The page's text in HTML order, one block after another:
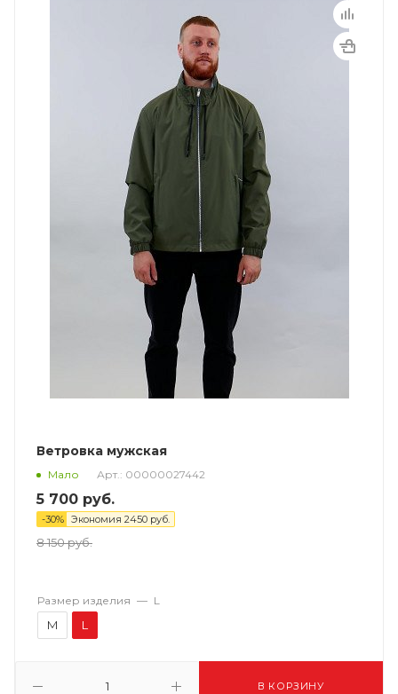
Ветровка мужская
Мало Арт.: 00000027442
5 700 руб.
-30% Экономия 2450 руб.
8 150руб.
В КОРЗИНУ
Размер изделия — L
M L